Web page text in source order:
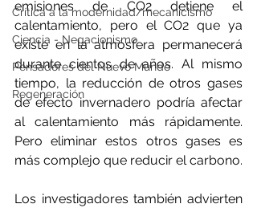
Crítica a la modernidad/mecanicismo
Ciencia - Negacionismo
Pensadores del Nuevo Mundo
Regeneración
emisiones de CO2 detiene el
calentamiento, pero el CO2 que ya
existe en la atmósfera permanecerá
durante cientos de años. Al mismo
tiempo, la reducción de otros gases
de efecto invernadero podría afectar
al calentamiento más rápidamente.
Pero eliminar estos otros gases es
más complejo que reducir el carbono.
Los investigadores también advierten